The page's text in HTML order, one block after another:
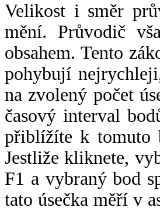
Velikost i směr
mění. Průvodič
obsahem. Tento
pohybují
na zvolený počet
časový interval
přiblížíte k tomuto
Jestliže kliknete,
F1 a vybraný bod
tato úsečka měří v